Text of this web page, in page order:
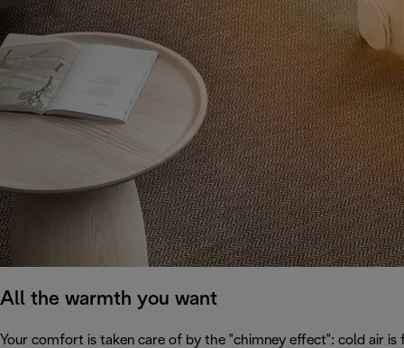
All the warmth you want
Your comfort is taken care of by the "chimney effect": cold air